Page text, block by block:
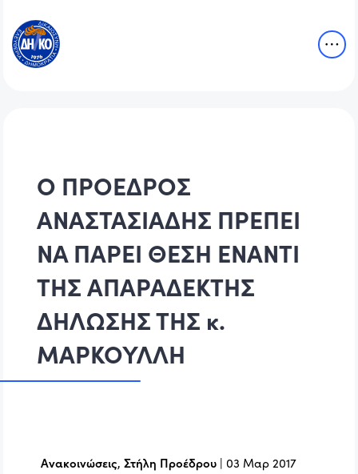
Ο ΠΡΟΕΔΡΟΣ
ΑΝΑΣΤΑΣΙΑΔΗΣ ΠΡΕΠΕΙ
ΝΑ ΠΑΡΕΙ ΘΕΣΗ ΕΝΑΝΤΙ
ΤΗΣ ΑΠΑΡΑΔΕΚΤΗΣ
ΔΗΛΩΣΗΣ ΤΗΣ κ.
ΜΑΡΚΟΥΛΛΗ
Ανακοινώσεις,Στήλη Προέδρου |03 Μαρ 2017